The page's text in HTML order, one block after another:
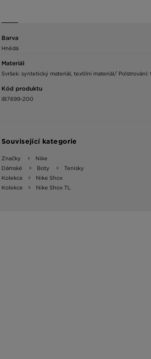
Barva
Hnědá
Materiál
Svršek: syntetický materiál, textilní materiál/
Kód produktu
IB7699-200
Související kategorie
Značky
Nike
Dámské
Boty
Tenisky
Kolekce
Nike Shox
Kolekce
Nike Shox TL